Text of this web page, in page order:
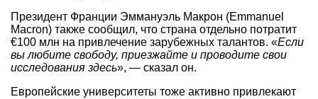
Президент Франции Эммануэль Макрон (Emmanuel
Macron) также сообщил, что страна отдельно потратит
€100 млн на привлечение зарубежных талантов. «Если
вы любите свободу, приезжайте и проводите свои
исследования здесь», — сказал он.
Европейские университеты тоже активно привлекают